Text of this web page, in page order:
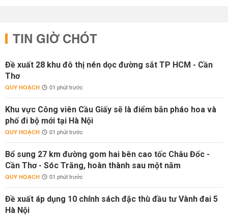
TIN GIỜ CHÓT
Đề xuất 28 khu đô thị nén dọc đường sắt TP HCM - Cần
Thơ
QUY HOẠCH 01 phút trước
Khu vực Công viên Cầu Giấy sẽ là điểm bắn pháo hoa và
phố đi bộ mới tại Hà Nội
QUY HOẠCH 01 phút trước
Bổ sung 27 km đường gom hai bên cao tốc Châu Đốc -
Cần Thơ - Sóc Trăng, hoàn thành sau một năm
QUY HOẠCH 01 phút trước
Đề xuất áp dụng 10 chính sách đặc thù đầu tư Vành đai 5
Hà Nội